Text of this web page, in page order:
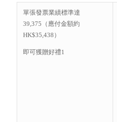
單張發票業績標準達
39,375（應付金額約
HK$35,438）
即可獲贈好禮1